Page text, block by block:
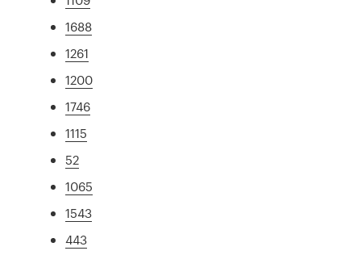
1688
1261
1200
1746
1115
52
1065
1543
443